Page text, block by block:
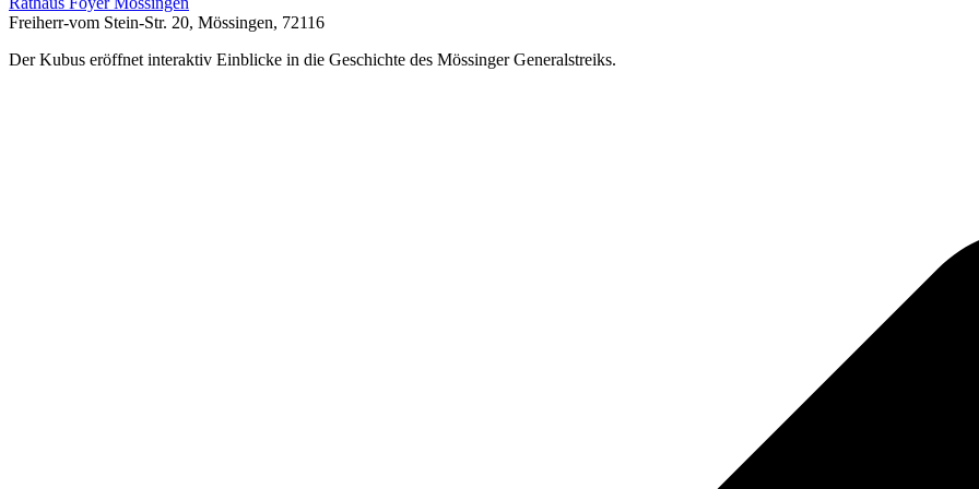
Freiherr-vom Stein-Str. 20, Mössingen, 72116
Der Kubus eröffnet interaktiv Einblicke in die Geschichte des Mössinger Generalstreiks.